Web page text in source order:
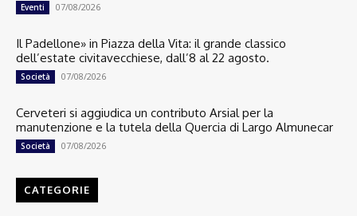
Eventi 07/08/2026
Il Padellone» in Piazza della Vita: il grande classico
dell’estate civitavecchiese, dall’8 al 22 agosto.
Società 07/08/2026
Cerveteri si aggiudica un contributo Arsial per la
manutenzione e la tutela della Quercia di Largo Almunecar
Società 07/08/2026
CATEGORIE